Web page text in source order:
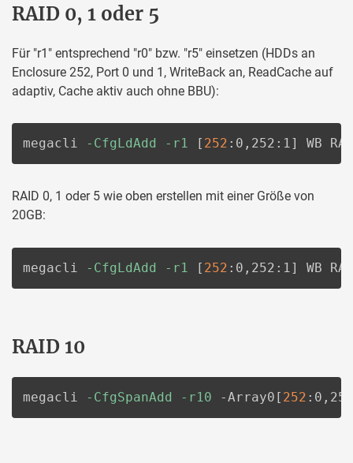
RAID 0, 1 oder 5
Für "r1" entsprechend "r0" bzw. "r5" einsetzen (HDDs an
Enclosure 252, Port 0 und 1, WriteBack an, ReadCache auf
adaptiv, Cache aktiv auch ohne BBU):
megacli -CfgLdAdd -r1 [ 252 :0,252:1] WB
RAID 0, 1 oder 5 wie oben erstellen mit einer Größe von
20GB:
megacli -CfgLdAdd -r1 [ 252 :0,252:1] WB
RAID 10
megacli -CfgSpanAdd -r10 -Array0 [ 252